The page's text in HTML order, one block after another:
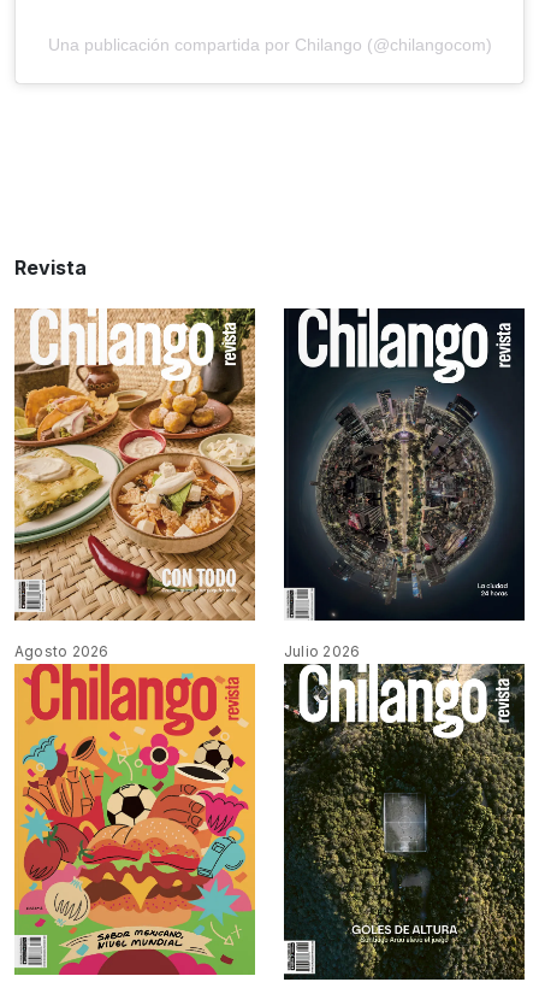
Una publicación compartida por Chilango (@chilangocom)
Revista
Agosto 2026 Julio 2026